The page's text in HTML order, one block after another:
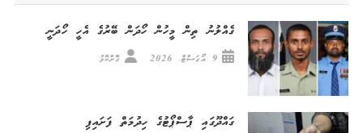
ގެއްލުނު ތިން މީހުން ހޯދަން ބޭރުގެ އެހީ ހޯދަނީ
9 އޯގަސްޓް، 2026 ގޮށްކޮޅު
ގައްދޫގައި ޕާސްޕޯޓުގެ ހިދުމަތް ފަށައިފި